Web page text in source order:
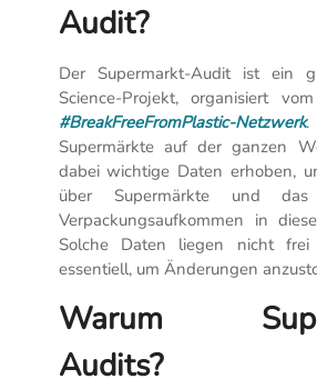
Audit?
Der Supermarkt-Audit ist ein
Science-Projekt, organisiert
#BreakFreeFromPlastic-Netzwerk.
Supermärkte auf der ganzen
dabei wichtige Daten erhoben,
über Supermärkte und
Verpackungsaufkommen in
Solche Daten liegen nicht
essentiell, um Änderungen
Warum
Audits?